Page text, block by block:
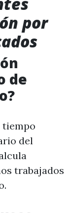
por
de
tiempo
del
trabajados